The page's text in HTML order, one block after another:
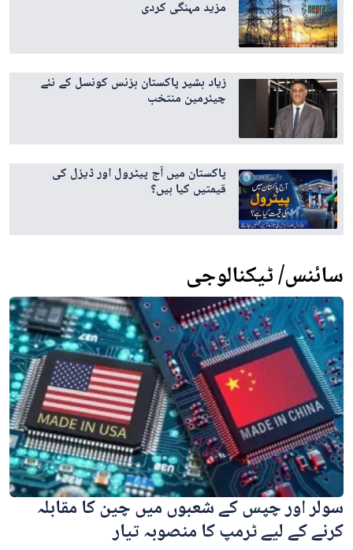
مزید مہنگی کردی
زیاد بشیر پاکستان بزنس کونسل کے نئے
چیئرمین منتخب
پاکستان میں آج پیٹرول اور ڈیزل کی
قیمتیں کیا ہیں؟
سائنس/ ٹیکنالوجی
سولر اور چپس کے شعبوں میں چین کا مقابلہ
کرنے کے لیے ٹرمپ کا منصوبہ تیار